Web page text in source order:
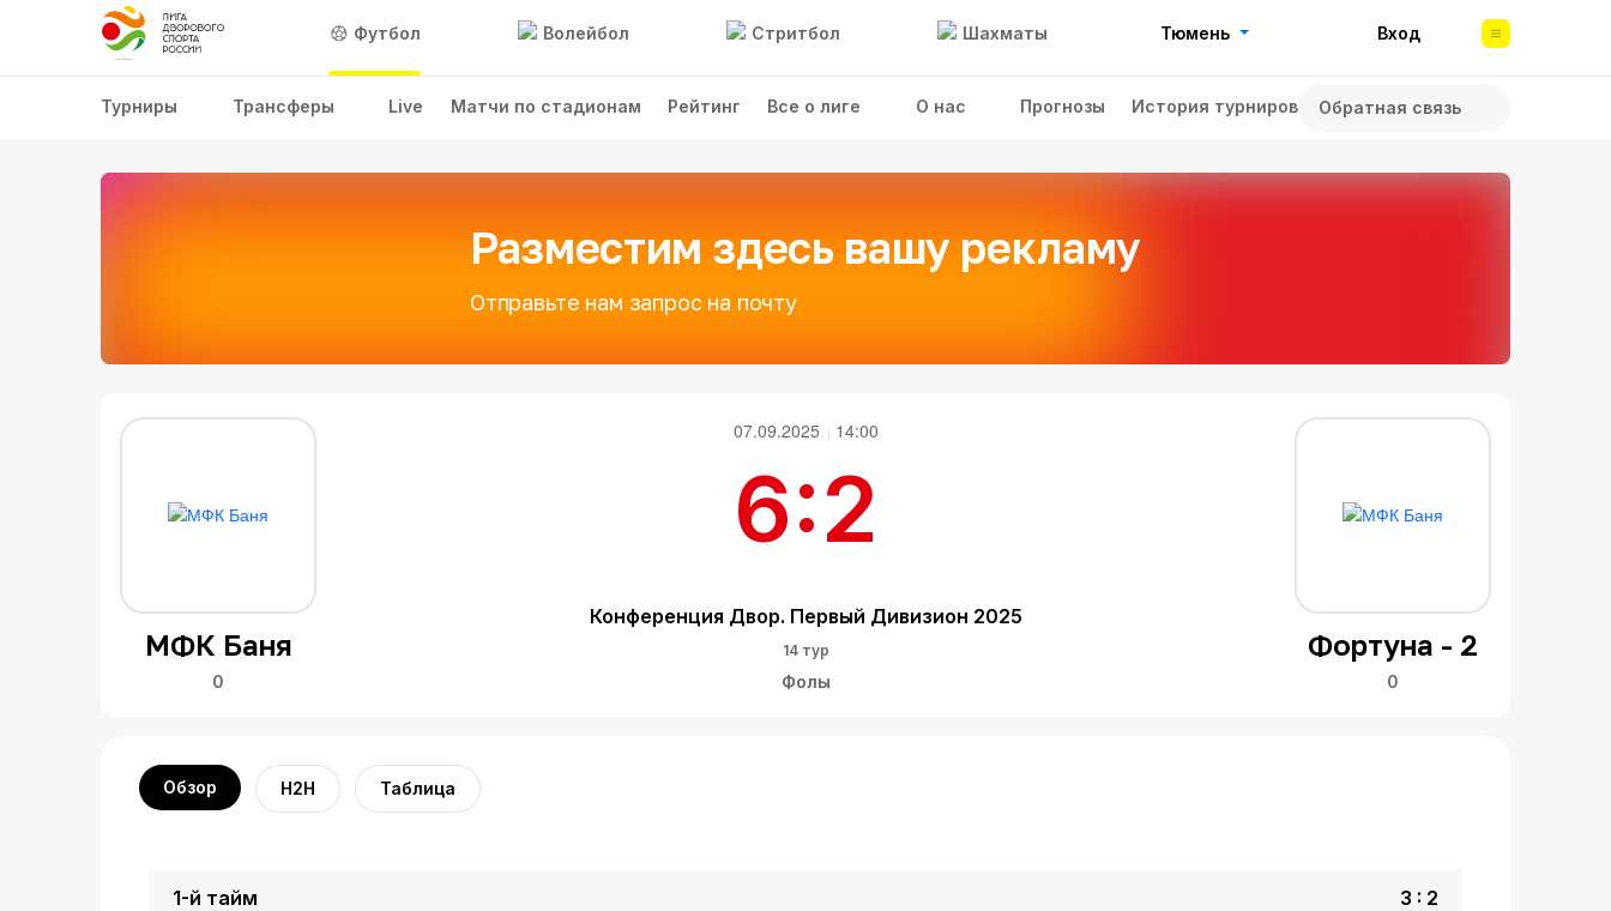
Футбол Волейбол Стритбол Шахматы Тюмень Вход
Турниры Трансферы Live Матчи по стадионам Рейтинг Все о лиге О нас Прогнозы История турниров Обратная связь
Разместим здесь вашу рекламу
Отправьте нам запрос на почту
07.09.2025 14:00
МФК Баня Фортуна - 2
6:2
Конференция Двор. Первый Дивизион 2025
14 тур
Фолы
0 0
Обзор H2H Таблица
1-й тайм 3 : 2